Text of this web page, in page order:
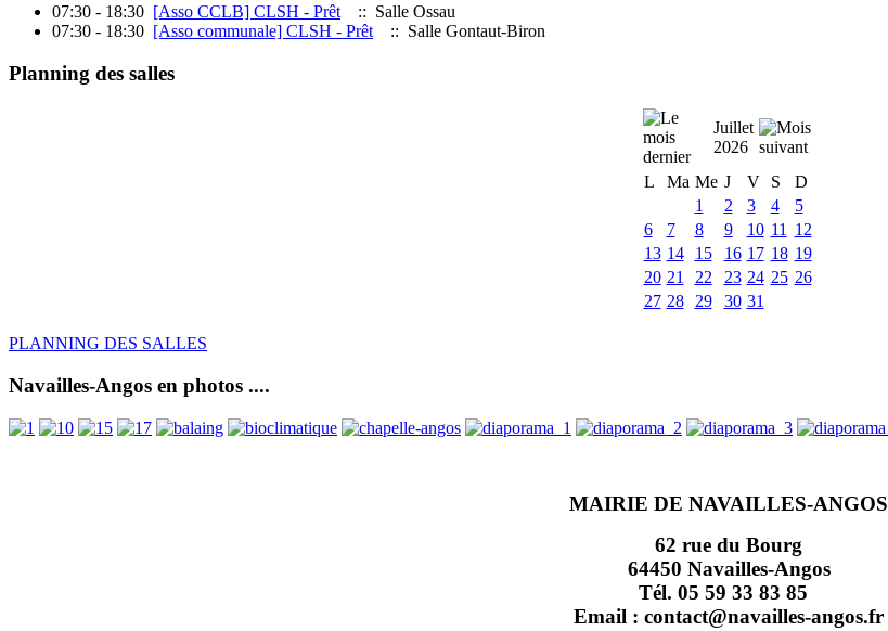
07:30 - 18:30 [Asso CCLB] CLSH - Prêt
:: Salle Ossau
07:30 - 18:30 [Asso communale] CLSH - Prêt :: Salle Gontaut-Biron
Planning des salles
Juillet
2026
L
Ma Me J V S
D
1
2 3 4
5
6
7 8 9 10 11
12
13 14 15 16 17 18 19
20 21 22 23 24 25 26
27 28 29 30 31
PLANNING DES SALLES
Navailles-Angos en photos ....
MAIRIE DE NAVAILLES-ANGOS
62 rue du Bourg
64450 Navailles-Angos
Tél. 05 59 33 83 85
Email : contact@navailles-angos.fr